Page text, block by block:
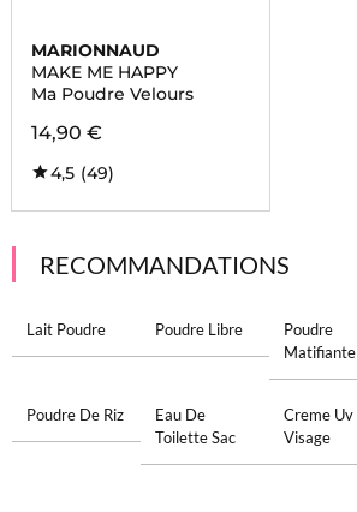
MARIONNAUD
MAKE ME HAPPY
Ma Poudre Velours
14,90 €
4,5 (49)
RECOMMANDATIONS
Lait Poudre Poudre Libre
Poudre
Matifiante
Poudre De Riz
Eau De
Toilette Sac
Creme Uv
Visage